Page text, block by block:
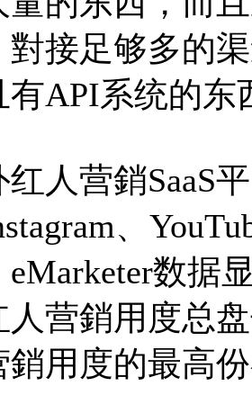
對接足够多的
有API系统的东
红人营銷SaaS
、
eMarketer数据
人营銷用度总
銷用度的最高